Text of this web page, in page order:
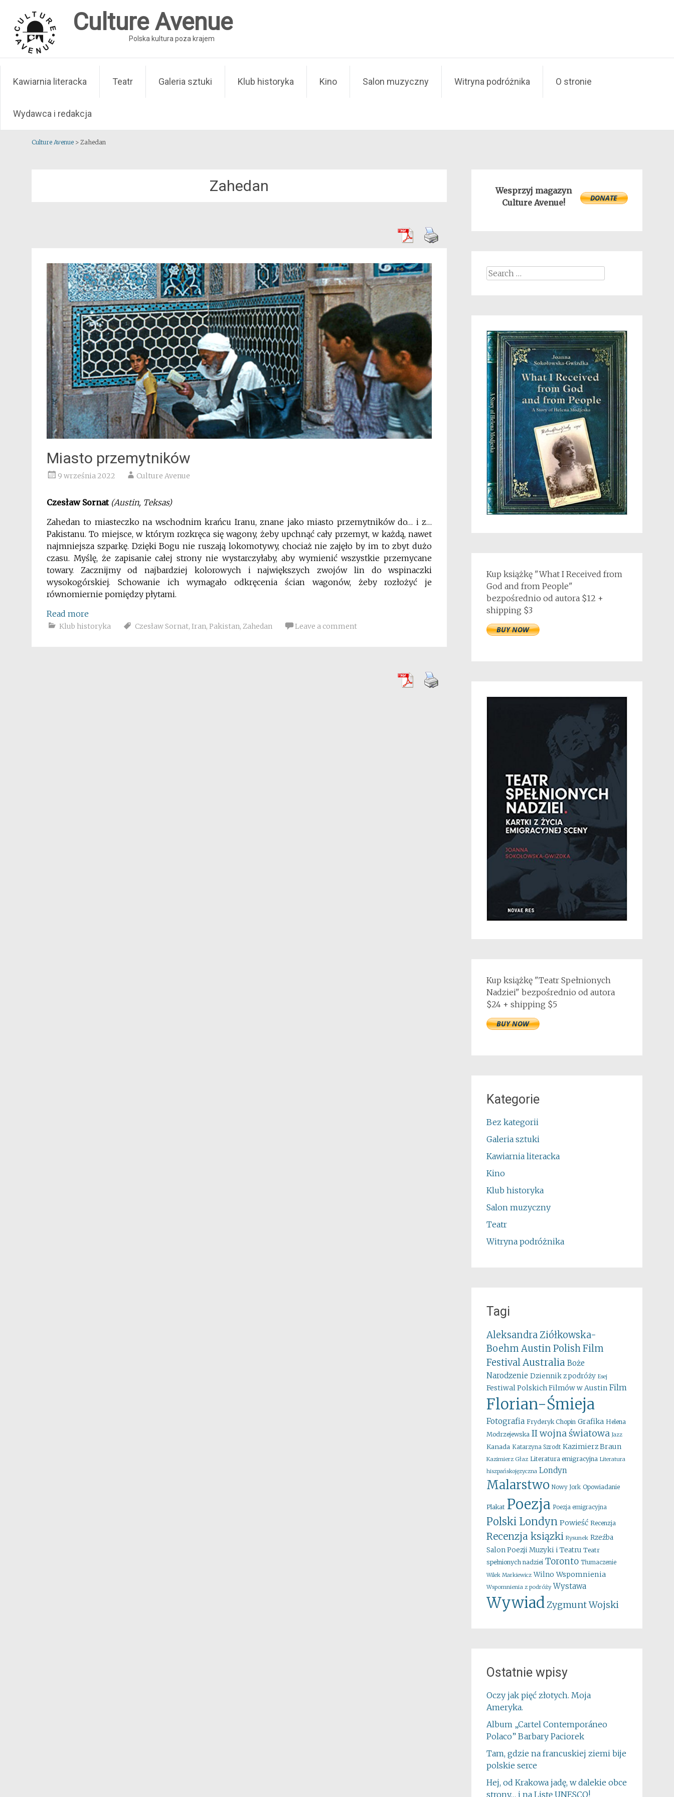
content
Culture Avenue
Polska kultura poza krajem
Kawiarnia literacka Teatr Galeria sztuki Klub historyka Kino Salon muzyczny Witryna podróżnika O stronie
Wydawca i redakcja
Culture Avenue > Zahedan
Zahedan
Miasto przemytników
9 września 2022 Culture Avenue
Czesław Sornat (Austin, Teksas)
Zahedan to miasteczko na wschodnim krańcu Iranu, znane jako miasto przemytników do… i z…
Pakistanu. To miejsce, w którym rozkręca się wagony, żeby upchnąć cały przemyt, w każdą, nawet
najmniejsza szparkę. Dzięki Bogu nie ruszają lokomotywy, chociaż nie zajęło by im to zbyt dużo
czasu. Myślę, że zapisanie całej strony nie wystarczyłaby, aby wymienić wszystkie przemycane
towary. Zacznijmy od najbardziej kolorowych i największych zwojów lin do wspinaczki
wysokogórskiej. Schowanie ich wymagało odkręcenia ścian wagonów, żeby rozłożyć je
równomiernie pomiędzy płytami.
Read more
Klub historyka Czesław Sornat, Iran, Pakistan, Zahedan Leave a comment
Wesprzyj magazyn
Culture Avenue!
Search
Kup książkę "What I Received from
God and from People"
bezpośrednio od autora $12 +
shipping $3
Kup książkę "Teatr Spełnionych
Nadziei" bezpośrednio od autora
$24 + shipping $5
Kategorie
Bez kategorii
Galeria sztuki
Kawiarnia literacka
Kino
Klub historyka
Salon muzyczny
Teatr
Witryna podróżnika
Tagi
Aleksandra Ziółkowska-
Boehm Austin Polish Film
FestivalAustralia Boże
Narodzenie Dziennik z podróży Esej
Festiwal Polskich Filmów w Austin Film
Florian-Śmieja
Fotografia Fryderyk Chopin Grafika Helena
Modrzejewska II wojna światowa Jazz
Kanada Katarzyna Szrodt Kazimierz Braun
Kazimierz Głaz Literatura emigracyjna Literatura
hiszpańskojęzyczna Londyn
Malarstwo Nowy Jork Opowiadanie
Plakat Poezja Poezja emigracyjna
Polski Londyn Powieść Recenzja
Recenzja ksiązki Rysunek Rzeźba
Salon Poezji Muzyki i Teatru Teatr
spełnionych nadziei Toronto Tłumaczenie
Wilek Markiewicz Wilno Wspomnienia
Wspomnienia z podróży Wystawa
WywiadZygmunt Wojski
Ostatnie wpisy
Oczy jak pięć złotych. Moja
Ameryka.
Album „Cartel Contemporáneo
Polaco” Barbary Paciorek
Tam, gdzie na francuskiej ziemi bije
polskie serce
Hej, od Krakowa jadę, w dalekie obce
strony… i na Listę UNESCO!